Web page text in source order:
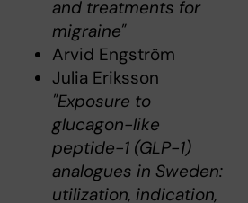
and treatments for
migraine"
Arvid Engström
Julia Eriksson
"Exposure to
glucagon-like
peptide-1 (GLP-1)
analogues in Sweden:
utilization, indication,